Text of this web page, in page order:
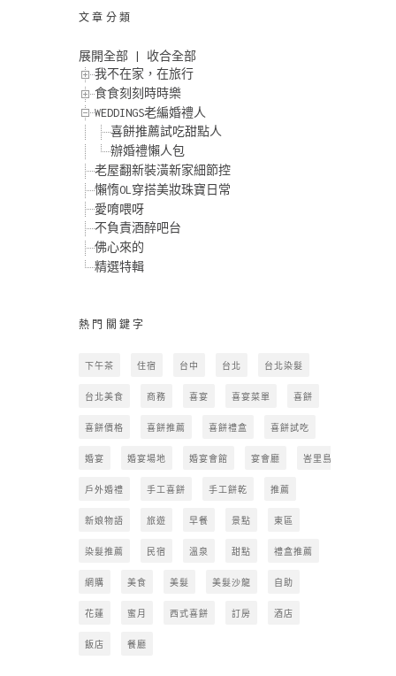
文章分類
展開全部
收合全部
我不在家，在旅行
食食刻刻時時樂
WEDDINGS老編婚禮人
喜餅推薦試吃甜點人
辦婚禮懶人包
老屋翻新裝潢新家細節控
懶惰OL穿搭美妝珠寶日常
愛唷喂呀
不負責酒醉吧台
佛心來的
精選特輯
熱門關鍵字
下午茶 住宿 台中 台北 台北染髮
台北美食 商務 喜宴 喜宴菜單 喜餅
喜餅價格 喜餅推薦 喜餅禮盒 喜餅試吃
婚宴 婚宴場地 婚宴會館 宴會廳 峇里島
戶外婚禮 手工喜餅 手工餅乾 推薦
新娘物語 旅遊 早餐 景點 東區
染髮推薦 民宿 溫泉 甜點 禮盒推薦
網購 美食 美髮 美髮沙龍 自助
花蓮 蜜月 西式喜餅 訂房 酒店
飯店 餐廳